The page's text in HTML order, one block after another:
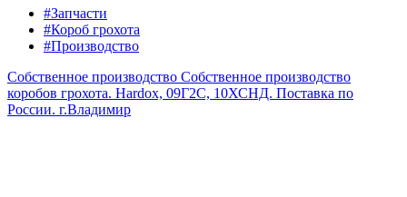
#Запчасти
#Короб грохота
#Производство
Собственное производство Собственное производство
коробов грохота. Hardox, 09Г2С, 10ХСНД. Поставка по
России. г.Владимир